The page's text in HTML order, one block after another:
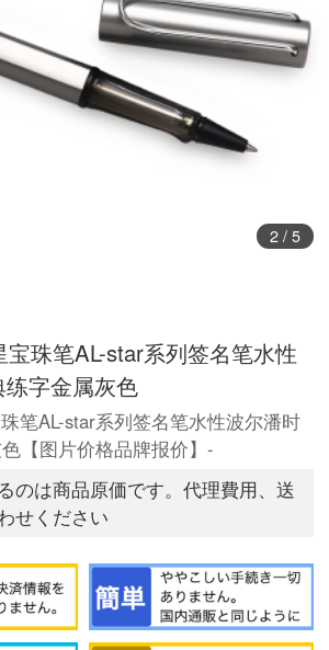
3/ 5
珠笔AL-star系列签名笔水性
字金属灰色
笔AL-star系列签名笔水性波尔潘时
【图片价格品牌报价】-
のは商品原価です。代理費用、送
せください